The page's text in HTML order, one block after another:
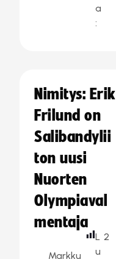
a
:
Nimitys: Erik
Frilund on
Salibandylii
ton uusi
Nuorten
Olympiaval
mentaja
Markku
L
u
2